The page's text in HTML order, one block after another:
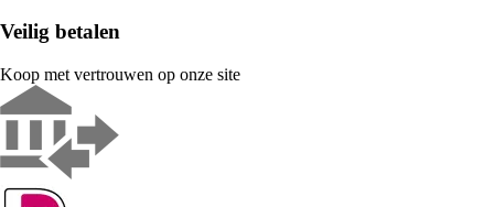
Veilig betalen
Koop met vertrouwen op onze site